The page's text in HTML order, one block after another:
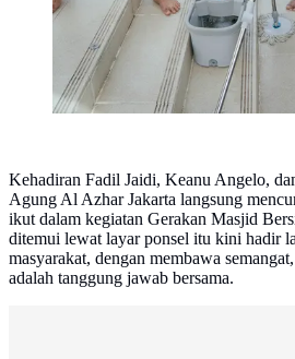
Kehadiran Fadil Jaidi, Keanu Angelo,
Agung Al Azhar Jakarta langsung
ikut dalam kegiatan Gerakan Masjid
ditemui lewat layar ponsel itu kini hadir
masyarakat, dengan membawa
adalah tanggung jawab bersama.